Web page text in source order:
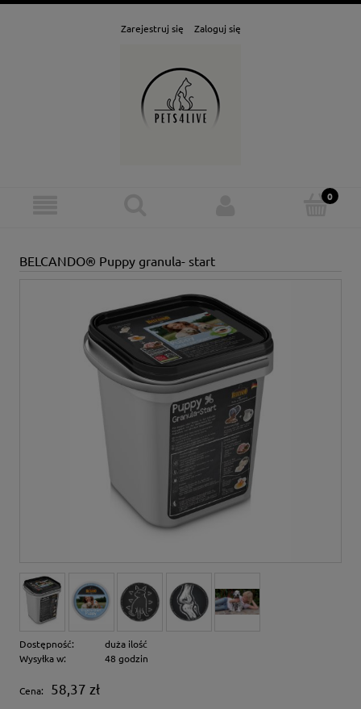
Zarejestruj się Zaloguj się
BELCANDO® Puppy granula- start
Dostępność:
duża ilość
Wysyłka w:
48 godzin
Cena: 58,37 zł